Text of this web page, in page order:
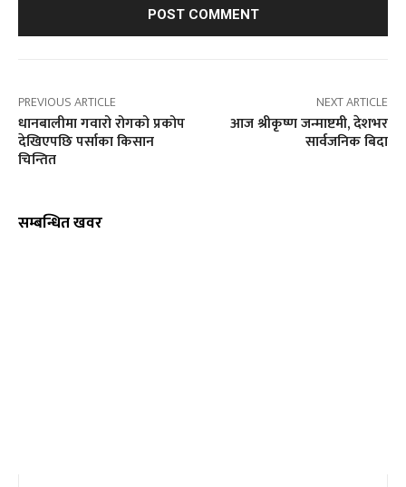
PREVIOUS ARTICLE
धानबालीमा गवारो रोगको प्रकोप
देखिएपछि पर्साका किसान
चिन्तित
NEXT ARTICLE
आज श्रीकृष्ण जन्माष्टमी, देशभर
सार्वजनिक बिदा
सम्बन्धित खवर